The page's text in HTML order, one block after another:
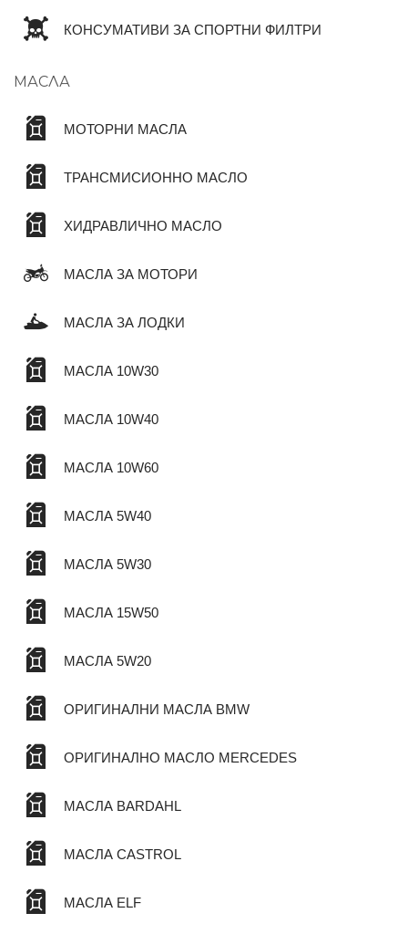
КОНСУМАТИВИ ЗА СПОРТНИ ФИЛТРИ
МАСЛА
МОТОРНИ МАСЛА
ТРАНСМИСИОННО МАСЛО
ХИДРАВЛИЧНО МАСЛО
МАСЛА ЗА МОТОРИ
МАСЛА ЗА ЛОДКИ
МАСЛА 10W30
МАСЛА 10W40
МАСЛА 10W60
МАСЛА 5W40
МАСЛА 5W30
МАСЛА 15W50
МАСЛА 5W20
ОРИГИНАЛНИ МАСЛА BMW
ОРИГИНАЛНО МАСЛО MERCEDES
МАСЛА BARDAHL
МАСЛА CASTROL
МАСЛА ELF